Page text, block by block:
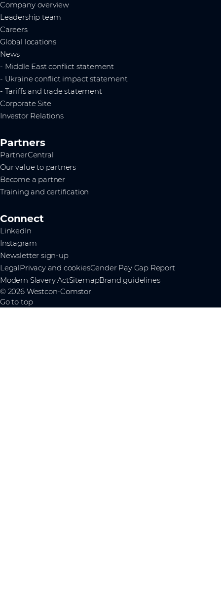
Company overview
Leadership team
Careers
Global locations
News
- Middle East conflict statement
- Ukraine conflict impact statement
- Tariffs and trade statement
Corporate Site
Investor Relations
Partners
PartnerCentral
Our value to partners
Become a partner
Training and certification
Connect
LinkedIn
Instagram
Newsletter sign-up
LegalPrivacy and cookiesGender Pay Gap Report
Modern Slavery ActSitemapBrand guidelines
© 2026 Westcon-Comstor
Go to top